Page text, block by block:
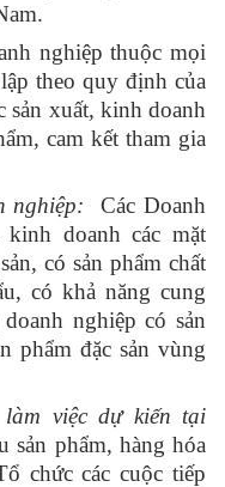
nghiệp thuộc mọi
theo quy định của
sản xuất, kinh doanh
cam kết tham gia
nghiệp:Các Doanh
doanh các mặt
có sản phẩm chất
có khả năng cung
nghiệp có sản
phẩm đặc sản vùng
việc dự kiến tại
sản phẩm, hàng hóa
chức các cuộc tiếp